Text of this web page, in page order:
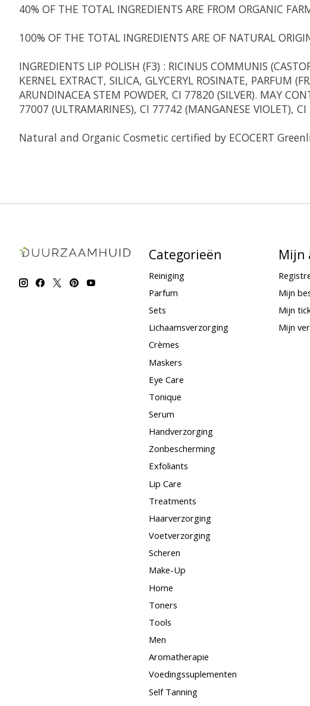
40% OF THE TOTAL INGREDIENTS ARE FROM ORGANIC
100% OF THE TOTAL INGREDIENTS ARE OF NATURAL
INGREDIENTS LIP POLISH (F3) : RICINUS COMMUNIS
KERNEL EXTRACT, SILICA, GLYCERYL ROSINATE, PARFUM
ARUNDINACEA STEM POWDER, CI 77820 (SILVER). MAY
77007 (ULTRAMARINES), CI 77742 (MANGANESE
Natural and Organic Cosmetic certified by ECOCERT
Categorieën
Reiniging
Parfum
Sets
Lichaamsverzorging
Crèmes
Maskers
Eye Care
Tonique
Serum
Handverzorging
Zonbescherming
Exfoliants
Lip Care
Treatments
Haarverzorging
Voetverzorging
Scheren
Make-Up
Home
Toners
Tools
Men
Aromatherapie
Voedingssuplementen
Self Tanning
Mijn
Mijn
Mijn
Mijn